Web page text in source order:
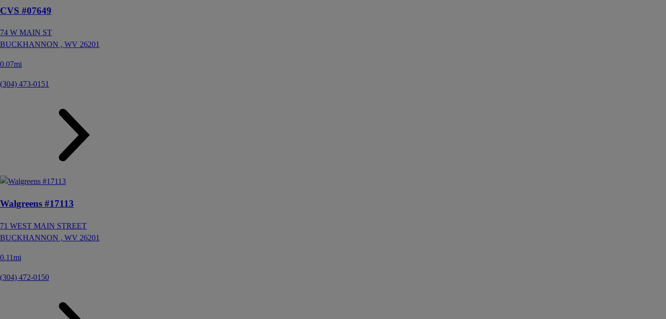
CVS #07649
74 W MAIN ST
BUCKHANNON , WV 26201
0.07mi
(304) 473-0151
Walgreens #17113
71 WEST MAIN STREET
BUCKHANNON , WV 26201
0.11mi
(304) 472-0150